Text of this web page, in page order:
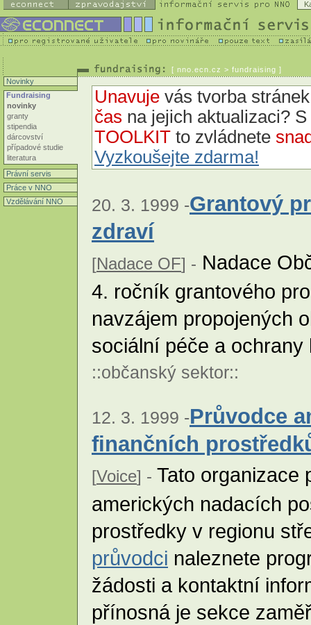
[ nno.ecn.cz > fundraising ]
Novinky
Fundraising
novinky
granty
stipendia
dárcovství
případové studie
literatura
Právní servis
Práce v NNO
Vzdělávání NNO
Unavuje vás tvorba
čas na jejich aktualizaci? S
TOOLKIT to zvládnete
Vyzkoušejte zdarma!
20. 3. 1999 -Grantový
zdraví
[Nadace OF] - Nadace
4. ročník grantového
navzájem propojených
sociální péče a
::občanský sektor::
12. 3. 1999 -Průvodce
finančních
[Voice] - Tato organizace
amerických nadacích
prostředky v regionu
průvodci naleznete
žádosti a kontaktní
přínosná je sekce